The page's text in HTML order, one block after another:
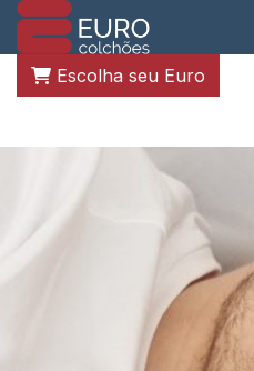
Escolha seu Euro